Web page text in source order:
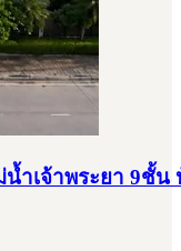
ำเจ้าพระยา 9ชั้